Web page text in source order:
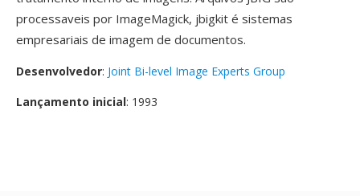
processaveis por ImageMagick, jbigkit é sistemas
empresariais de imagem de documentos.
Desenvolvedor: Joint Bi-level Image Experts Group
Lançamento inicial: 1993